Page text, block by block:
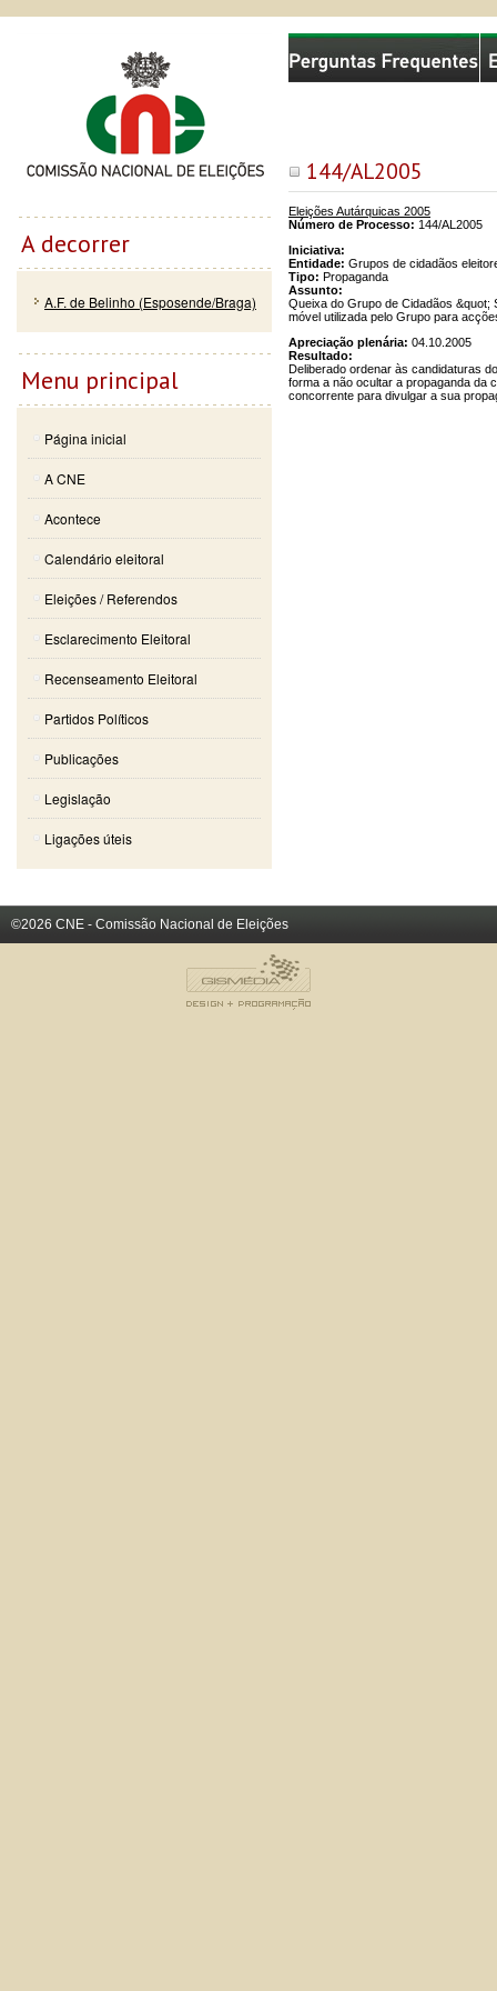
144/AL2005
Eleições Autárquicas 2005
Número de Processo: 144/AL2005
Iniciativa:
Entidade: Grupos de cidadãos
Tipo: Propaganda
Assunto:
Queixa do Grupo de Cidadãos
móvel utilizada pelo Grupo para
Apreciação plenária: 04.10.2005
Resultado:
Deliberado ordenar às candidaturas
forma a não ocultar a propaganda da
concorrente para divulgar a sua
Comissão Nacional de Eleições
A decorrer
A.F. de Belinho (Esposende/Braga)
Menu principal
Página inicial
A CNE
Acontece
Calendário eleitoral
Eleições / Referendos
Esclarecimento Eleitoral
Recenseamento Eleitoral
Partidos Políticos
Publicações
Legislação
Ligações úteis
©2026 CNE - Comissão Nacional de Eleições